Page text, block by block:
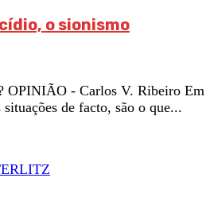
o sionismo
OPINIÃO - Carlos V. Ribeiro Em
de facto, são o que...